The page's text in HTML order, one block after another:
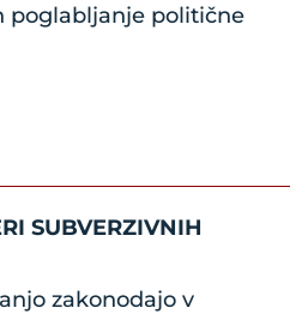
poglabljanje politične
SUBVERZIVNIH
zakonodajo v